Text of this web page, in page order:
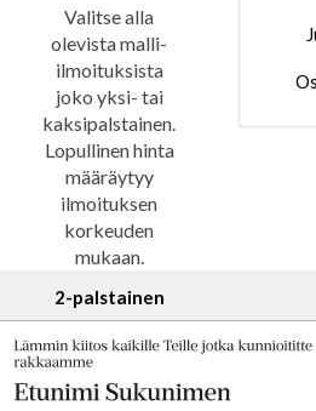
Valitse alla
olevista malli-
ilmoituksista
joko yksi- tai
kaksipalstainen.
Lopullinen hinta
määräytyy
ilmoituksen
korkeuden
mukaan.
2-palstainen